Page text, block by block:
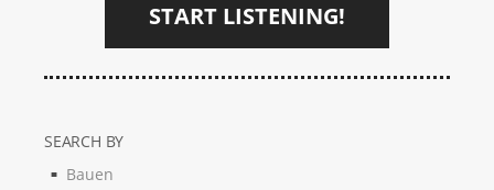
START LISTENING!
SEARCH BY
Bauen